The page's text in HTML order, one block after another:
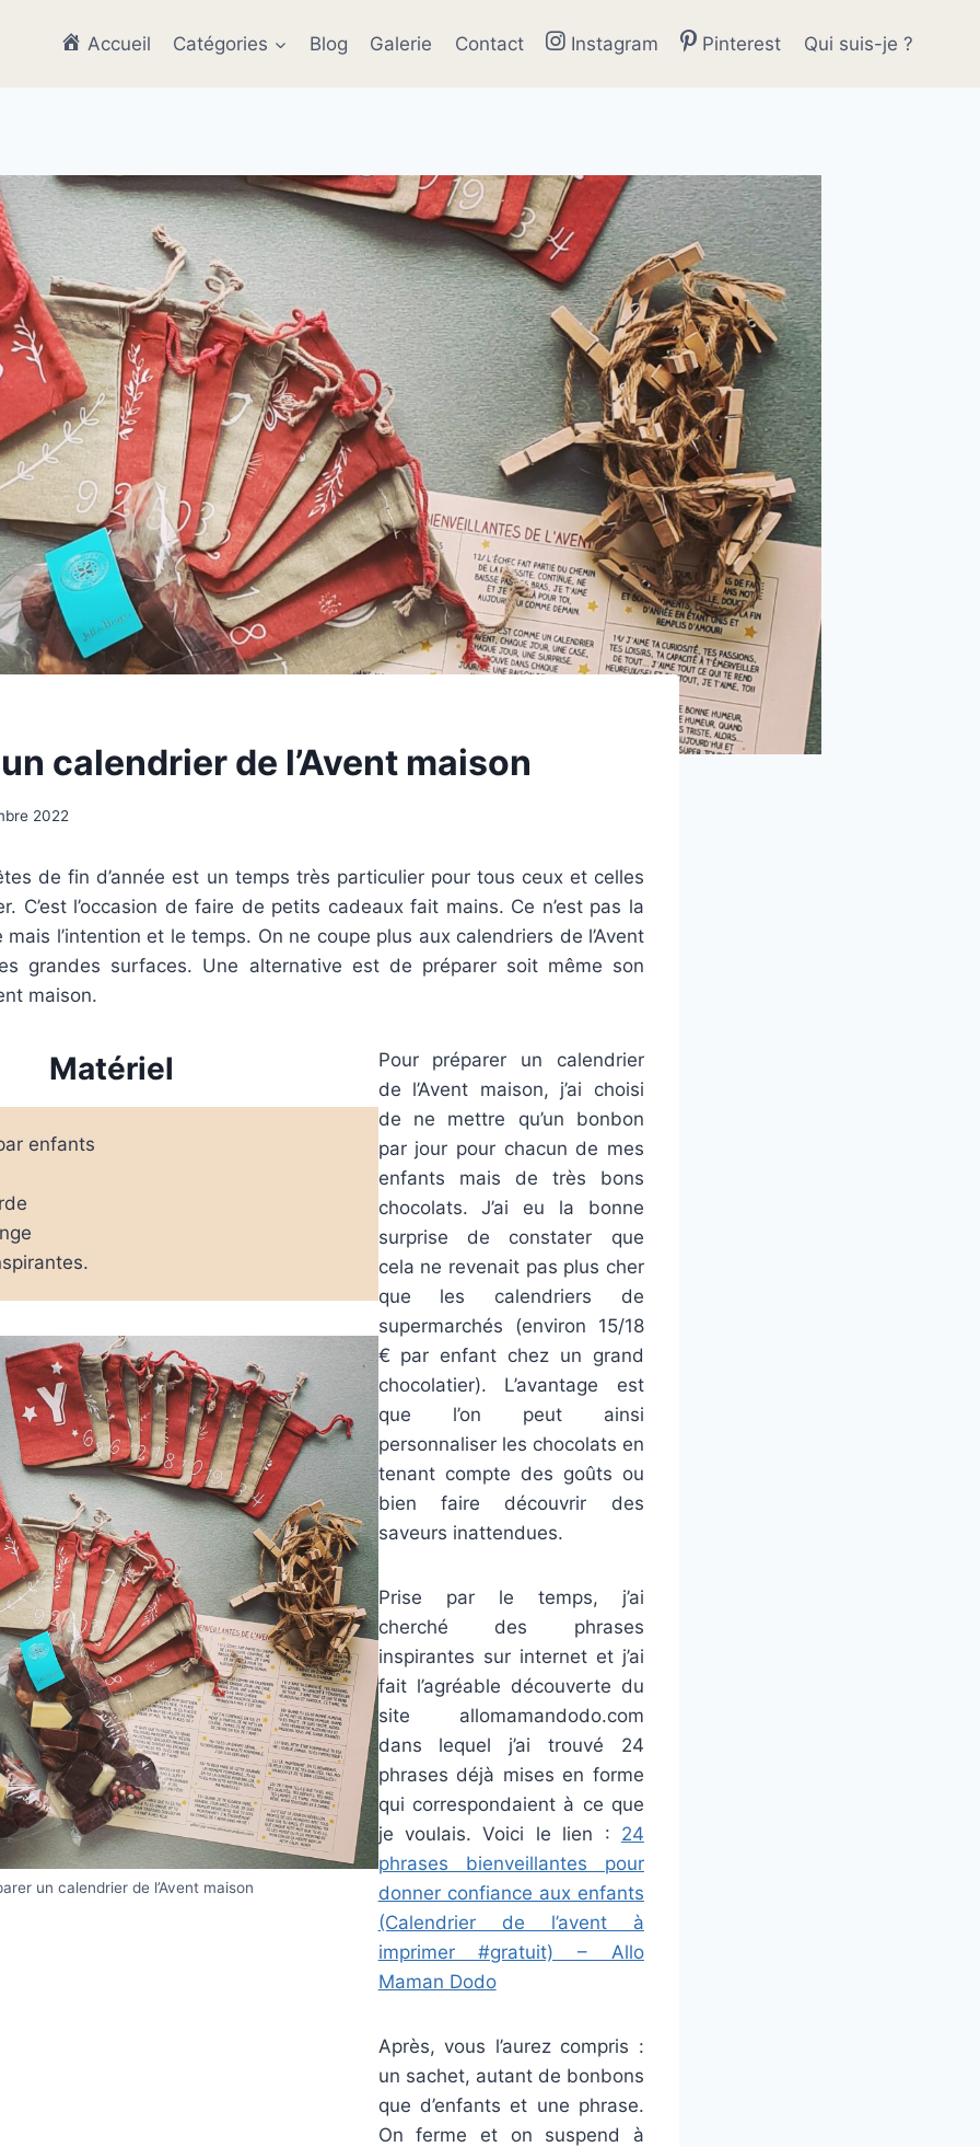
Accueil Catégories Blog Galerie Contact Instagram Pinterest Qui suis-je ?
calendrier de l’Avent maison
2022
de fin d’année est un temps très particulier pour tous ceux et celles
C’est l’occasion de faire de petits cadeaux fait mains. Ce n’est pas la
l’intention et le temps. On ne coupe plus aux calendriers de l’Avent
grandes surfaces. Une alternative est de préparer soit même son
maison.
Matériel
enfants
un calendrier de l’Avent maison
Pour préparer un calendrier
de l’Avent maison, j’ai choisi
de ne mettre qu’un bonbon
par jour pour chacun de mes
enfants mais de très bons
chocolats. J’ai eu la bonne
surprise de constater que
cela ne revenait pas plus cher
que les calendriers de
supermarchés (environ 15/18
€ par enfant chez un grand
chocolatier). L’avantage est
que l’on peut ainsi
personnaliser les chocolats en
tenant compte des goûts ou
bien faire découvrir des
saveurs inattendues.
Prise par le temps, j’ai
cherché des phrases
inspirantes sur internet et j’ai
fait l’agréable découverte du
site allomamandodo.com
dans lequel j’ai trouvé 24
phrases déjà mises en forme
qui correspondaient à ce que
je voulais. Voici le lien : 24
phrases bienveillantes pour
donner confiance aux enfants
(Calendrier de l’avent à
imprimer #gratuit) – Allo
Maman Dodo
Après, vous l’aurez compris :
un sachet, autant de bonbons
que d’enfants et une phrase.
On ferme et on suspend à